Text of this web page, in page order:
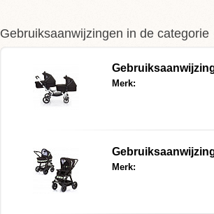
Gebruiksaanwijzingen in de categorie
Merk:
Merk: